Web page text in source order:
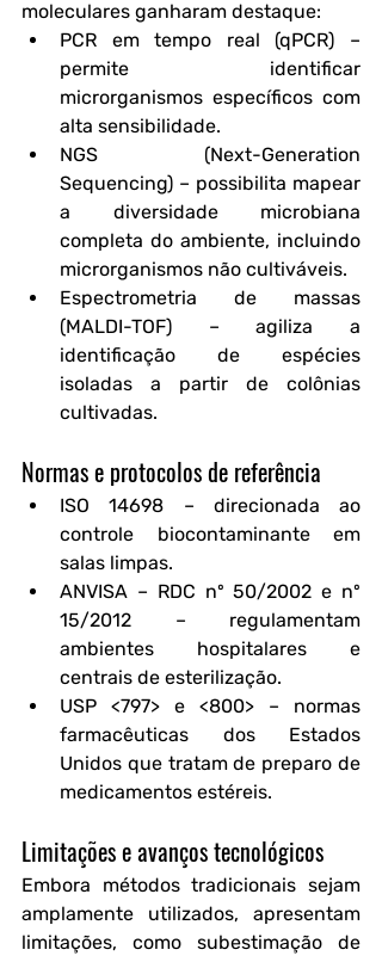
moleculares ganharam destaque:
PCR em tempo real (qPCR) –
permite identificar
microrganismos específicos com
alta sensibilidade.
NGS (Next-Generation
Sequencing) – possibilita mapear
a diversidade microbiana
completa do ambiente, incluindo
microrganismos não cultiváveis.
Espectrometria de massas
(MALDI-TOF) – agiliza a
identificação de espécies
isoladas a partir de colônias
cultivadas.
Normas e protocolos de referência
ISO 14698 – direcionada ao
controle biocontaminante em
salas limpas.
ANVISA – RDC nº 50/2002 e nº
15/2012 – regulamentam
ambientes hospitalares e
centrais de esterilização.
USP <797> e <800> – normas
farmacêuticas dos Estados
Unidos que tratam de preparo de
medicamentos estéreis.
Limitações e avanços tecnológicos
Embora métodos tradicionais sejam
amplamente utilizados, apresentam
limitações, como subestimação de